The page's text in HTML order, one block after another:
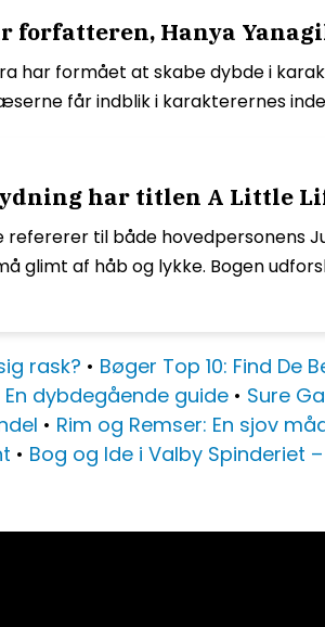
forfatteren, Hanya
har formået at skabe dybde i
får indblik i karakterernes
har titlen A Little
refererer til både hovedpersonens
glimt af håb og lykke. Bogen
rask? • Bøger Top 10: Find De
dybdegående guide • Sure
• Rim og Remser: En sjov
• Bog og Ide i Valby Spinderiet